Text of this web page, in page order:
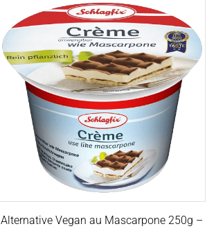
Alternative Vegan au Mascarpone 250g –